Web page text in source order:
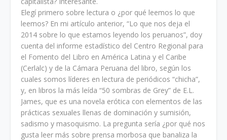
Elegí primero sobre lectura o ¿por qué leemos lo que
leemos? En mi artículo anterior, “Lo que nos deja el
2014 sobre lo que estamos leyendo los peruanos”, doy
cuenta del informe estadístico del Centro Regional para
el Fomento del Libro en América Latina y el Caribe
(Cerlalc) y de la Cámara Peruana del libro, según los
cuales somos líderes en lectura de periódicos “chicha”,
y, en libros la más leída “50 sombras de Grey” de E.L.
James, que es una novela erótica con elementos de las
prácticas sexuales llenas de dominación y sumisión,
sadismo y masoquismo. La pregunta sería ¿por qué nos
gusta leer más sobre prensa morbosa que banaliza la